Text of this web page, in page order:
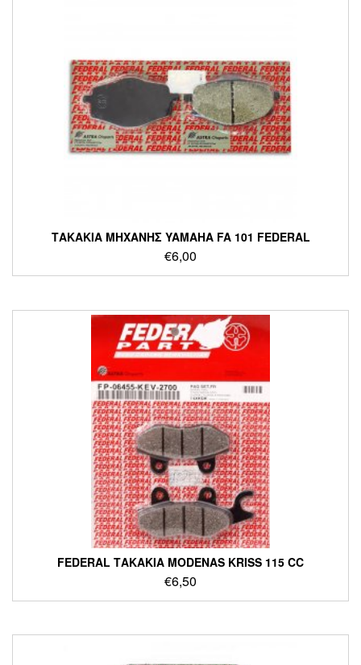
ΤΑΚΑΚΙΑ ΜΗΧΑΝΗΣ YAMAHA FA 101 FEDERAL
€6,00
FEDERAL ΤΑΚΑΚΙΑ MODENAS KRISS 115 CC
€6,50